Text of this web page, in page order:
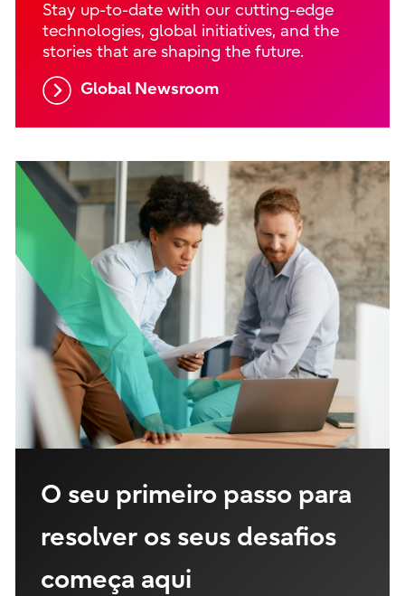
Stay up-to-date with our cutting-edge
technologies, global initiatives, and the
stories that are shaping the future.
Global Newsroom
O seu primeiro passo para
resolver os seus desafios
começa aqui